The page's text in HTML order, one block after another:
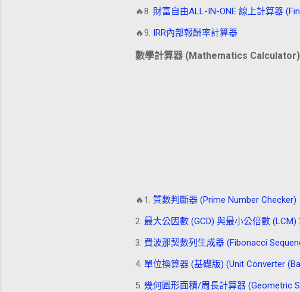
🔥8. 財富自由ALL-IN-ONE 線上計算器
🔥9.
IRR內部報酬率計算器
數學計算器 (Mathematics Calculator)
🔥1. 質數判斷器 (Prime Number Checker)
2. 最大公因數 (GCD) 與最小公倍數
3. 費波那契數列生成器 (Fibonacci
4. 單位換算器 (基礎版) (Unit Converter
5. 幾何圖形面積/周長計算器 (Geometric